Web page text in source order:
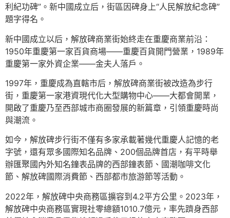
利紀功碑”。新中國成立后，街區因碑身上“人民解放紀念碑”
題字得名。
新中國成立以后，解放碑商業街始終走在重慶商業前沿：
1950年重慶第一家百貨商場——重慶百貨開門營業，1989年
重慶第一家外資企業——金夫人落戶。
1997年，重慶成為直轄市后，解放碑商業街被改造為步行
街，重慶第一家港資現代化大型購物中心——大都會開業，
開啟了重慶乃至西部城市商圈發展的新篇章，引領重慶時尚
與潮流。
如今，解放碑步行街不僅有多家承載著幾代重慶人記憶的老
字號，還有眾多國際知名品牌、200個品牌首店，有平時舉
辦匯聚國內外知名鐘表品牌的西部鐘表節、國潮咖啡文化
節、解放碑國際消費節、西部都市旅游節等活動。
2022年，解放碑中央商務區擴容到4.2平方公里。2023年，
解放碑中央商務區實現社零總額1010.7億元，率先躋身西部